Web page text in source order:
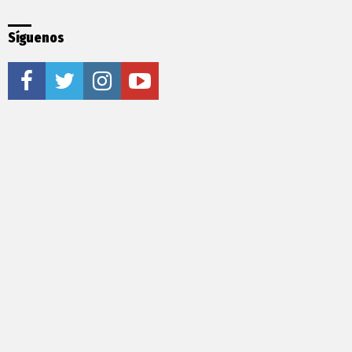
Síguenos
facebooktwitter instagramyoutube